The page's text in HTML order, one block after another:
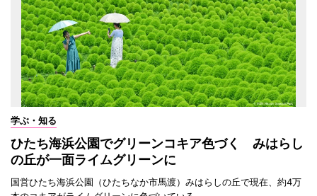
学ぶ・知る
ひたち海浜公園でグリーンコキア色づく みはらし
の丘が一面ライムグリーンに
国営ひたち海浜公園（ひたちなか市馬渡）みはらしの丘で現在、約4万